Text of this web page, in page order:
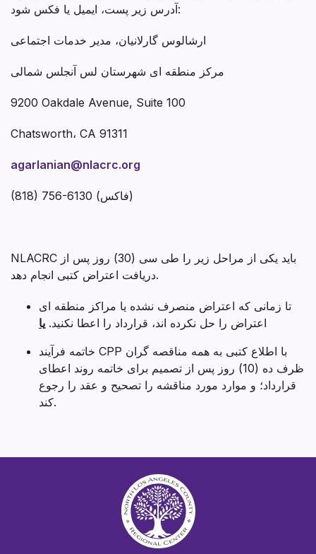
آدرس زیر پست، ایمیل یا فکس شود:
ارشالوس گارلانیان، مدیر خدمات اجتماعی
مرکز منطقه ای شهرستان لس آنجلس شمالی
9200 Oakdale Avenue, Suite 100
Chatsworth، CA 91311
agarlanian@nlacrc.org
(818) 756-6130 (فاکس)
NLACRC باید یکی از مراحل زیر را طی سی (30) روز پس از
دریافت اعتراض کتبی انجام دهد.
تا زمانی که اعتراض منصرف نشده یا مراکز منطقه ای
اعتراض را حل نکرده اند، قرارداد را اعطا نکنید. یا
خاتمه فرآیند CPP با اطلاع کتبی به همه مناقصه گران
ظرف ده (10) روز پس از تصمیم برای خاتمه روند اعطای
قرارداد؛ و موارد مورد مناقشه را تصحیح و عقد را رجوع
کند.